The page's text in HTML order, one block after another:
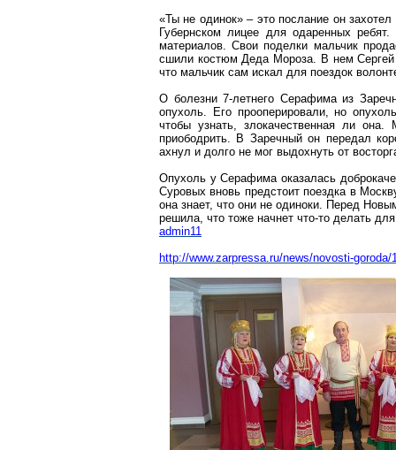
«Ты не одинок» – это послание он
Губернском лицее для одаренных
материалов. Свои поделки мальчик
сшили костюм Деда Мороза. В нем Сергей
что мальчик сам искал для поездок
О болезни 7-летнего Серафима из
опухоль. Его прооперировали, но
чтобы узнать, злокачественная ли
приободрить. В Заречныйон передал
ахнул и долго не мог выдохнуть от
Опухоль у Серафима оказалась
Суровых вновь предстоит поездка в
она знает, что они не одиноки. Перед
решила, что тоже начнет что-то делать
admin11
http://www.zarpressa.ru/news/novosti-